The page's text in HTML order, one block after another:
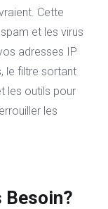
Cette
et les virus
adresses IP
le filtre sortant
les outils pour
les
Besoin?